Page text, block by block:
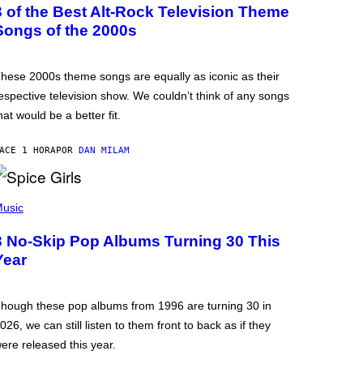
of the Best Alt-Rock Television Theme
of the 2000s
2000s theme songs are equally as iconic as their
television show. We couldn’t think of any songs
would be a better fit.
1 HORAPOR DAN MILAM
No-Skip Pop Albums Turning 30 This
these pop albums from 1996 are turning 30 in
we can still listen to them front to back as if they
released this year.